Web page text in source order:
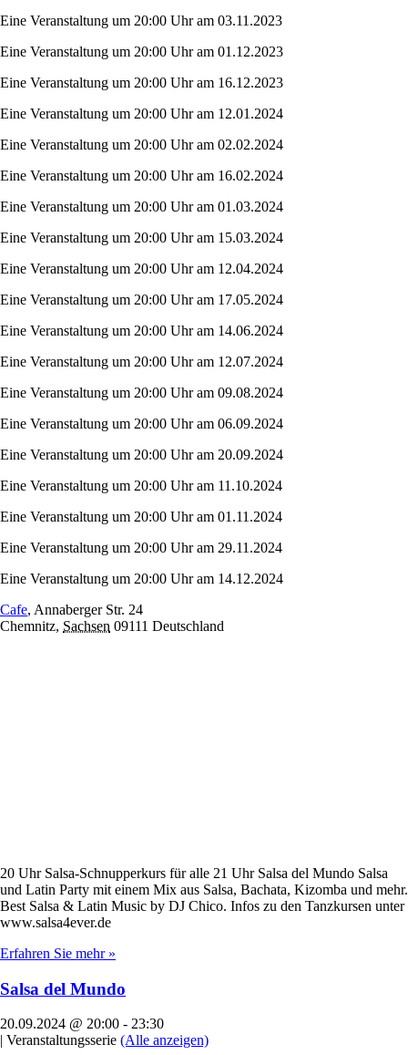
Eine Veranstaltung um 20:00 Uhr am 03.11.2023
Eine Veranstaltung um 20:00 Uhr am 01.12.2023
Eine Veranstaltung um 20:00 Uhr am 16.12.2023
Eine Veranstaltung um 20:00 Uhr am 12.01.2024
Eine Veranstaltung um 20:00 Uhr am 02.02.2024
Eine Veranstaltung um 20:00 Uhr am 16.02.2024
Eine Veranstaltung um 20:00 Uhr am 01.03.2024
Eine Veranstaltung um 20:00 Uhr am 15.03.2024
Eine Veranstaltung um 20:00 Uhr am 12.04.2024
Eine Veranstaltung um 20:00 Uhr am 17.05.2024
Eine Veranstaltung um 20:00 Uhr am 14.06.2024
Eine Veranstaltung um 20:00 Uhr am 12.07.2024
Eine Veranstaltung um 20:00 Uhr am 09.08.2024
Eine Veranstaltung um 20:00 Uhr am 06.09.2024
Eine Veranstaltung um 20:00 Uhr am 20.09.2024
Eine Veranstaltung um 20:00 Uhr am 11.10.2024
Eine Veranstaltung um 20:00 Uhr am 01.11.2024
Eine Veranstaltung um 20:00 Uhr am 29.11.2024
Eine Veranstaltung um 20:00 Uhr am 14.12.2024
Cafe, Annaberger Str. 24
Chemnitz, Sachsen 09111 Deutschland
20 Uhr Salsa-Schnupperkurs für alle 21 Uhr Salsa del Mundo Salsa
und Latin Party mit einem Mix aus Salsa, Bachata, Kizomba und mehr.
Best Salsa & Latin Music by DJ Chico. Infos zu den Tanzkursen unter
www.salsa4ever.de
Erfahren Sie mehr »
Salsa del Mundo
20.09.2024 @ 20:00 - 23:30
| Veranstaltungsserie (Alle anzeigen)